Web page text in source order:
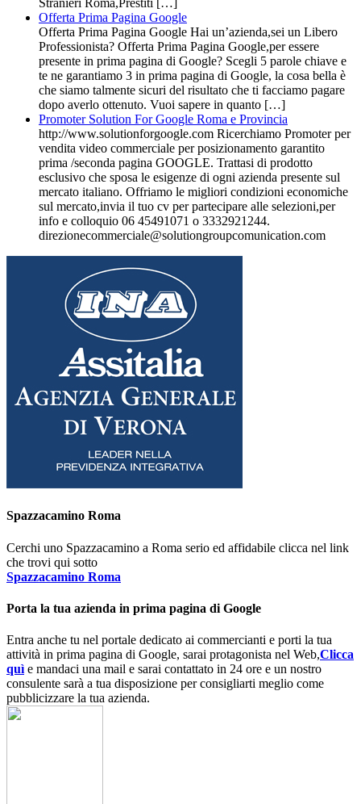
Stranieri Roma,Prestiti […]
Offerta Prima Pagina Google
Offerta Prima Pagina Google Hai un’azienda,sei un Libero
Professionista? Offerta Prima Pagina Google,per essere
presente in prima pagina di Google? Scegli 5 parole chiave e
te ne garantiamo 3 in prima pagina di Google, la cosa bella è
che siamo talmente sicuri del risultato che ti facciamo pagare
dopo averlo ottenuto. Vuoi sapere in quanto […]
Promoter Solution For Google Roma e Provincia
http://www.solutionforgoogle.com Ricerchiamo Promoter per
vendita video commerciale per posizionamento garantito
prima /seconda pagina GOOGLE. Trattasi di prodotto
esclusivo che sposa le esigenze di ogni azienda presente sul
mercato italiano. Offriamo le migliori condizioni economiche
sul mercato,invia il tuo cv per partecipare alle selezioni,per
info e colloquio 06 45491071 o 3332921244.
direzionecommerciale@solutiongroupcomunication.com
Spazzacamino Roma
Cerchi uno Spazzacamino a Roma serio ed affidabile clicca nel link
che trovi qui sotto
Spazzacamino Roma
Porta la tua azienda in prima pagina di Google
Entra anche tu nel portale dedicato ai commercianti e porti la tua
attività in prima pagina di Google, sarai protagonista nel Web,Clicca
quì e mandaci una mail e sarai contattato in 24 ore e un nostro
consulente sarà a tua disposizione per consigliarti meglio come
pubblicizzare la tua azienda.